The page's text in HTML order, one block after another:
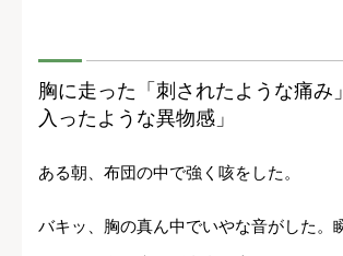
胸に走った「刺されたような痛み
入ったような異物感」
ある朝、布団の中で強く咳をした。
バキッ、胸の真ん中でいやな音がした。